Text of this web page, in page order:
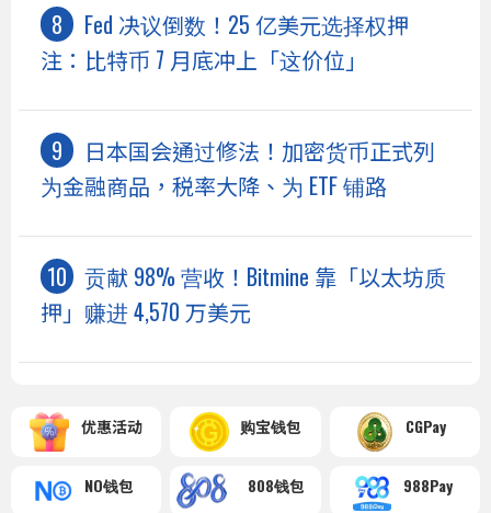
Fed 决议倒数！25 亿美元选择权押
注：比特币 7 月底冲上「这价位」
日本国会通过修法！加密货币正式列
为金融商品，税率大降、为 ETF 铺路
贡献 98% 营收！Bitmine 靠「以太坊质
押」赚进 4,570 万美元
优惠活动 购宝钱包 CGPay
NO钱包 808钱包 988Pay